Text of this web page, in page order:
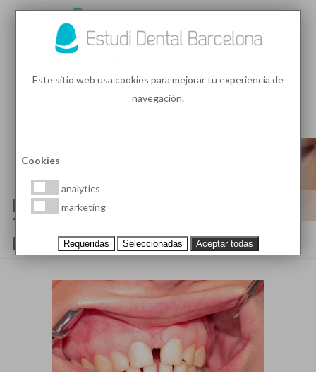
DIENTES SEPARADOS:
TRATAMIENTOS PARA CERRAR
LOS DIASTEMAS
Este sitio web usa cookies para mejorar tu experiencia de
navegación.
Cookies
analytics
marketing
Requeridas Seleccionadas Aceptar todas